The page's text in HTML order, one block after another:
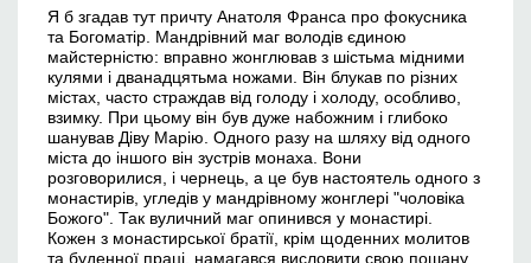
Я б згадав тут причту Анатоля Франса про фокусника
та Богоматір. Мандрівний маг володів єдиною
майстерністю: вправно жонглював з шістьма мідними
кулями і дванадцятьма ножами. Він блукав по різних
містах, часто страждав від голоду і холоду, особливо,
взимку. При цьому він був дуже набожним і глибоко
шанував Діву Марію. Одного разу на шляху від одного
міста до іншого він зустрів монаха. Вони
розговорилися, і чернець, а це був настоятель одного з
монастирів, угледів у мандрівному жонглері "чоловіка
Божого". Так вуличний маг опинився у монастирі.
Кожен з монастирської братії, крім щоденних молитов
та буденної праці, намагався висловити свою пошану